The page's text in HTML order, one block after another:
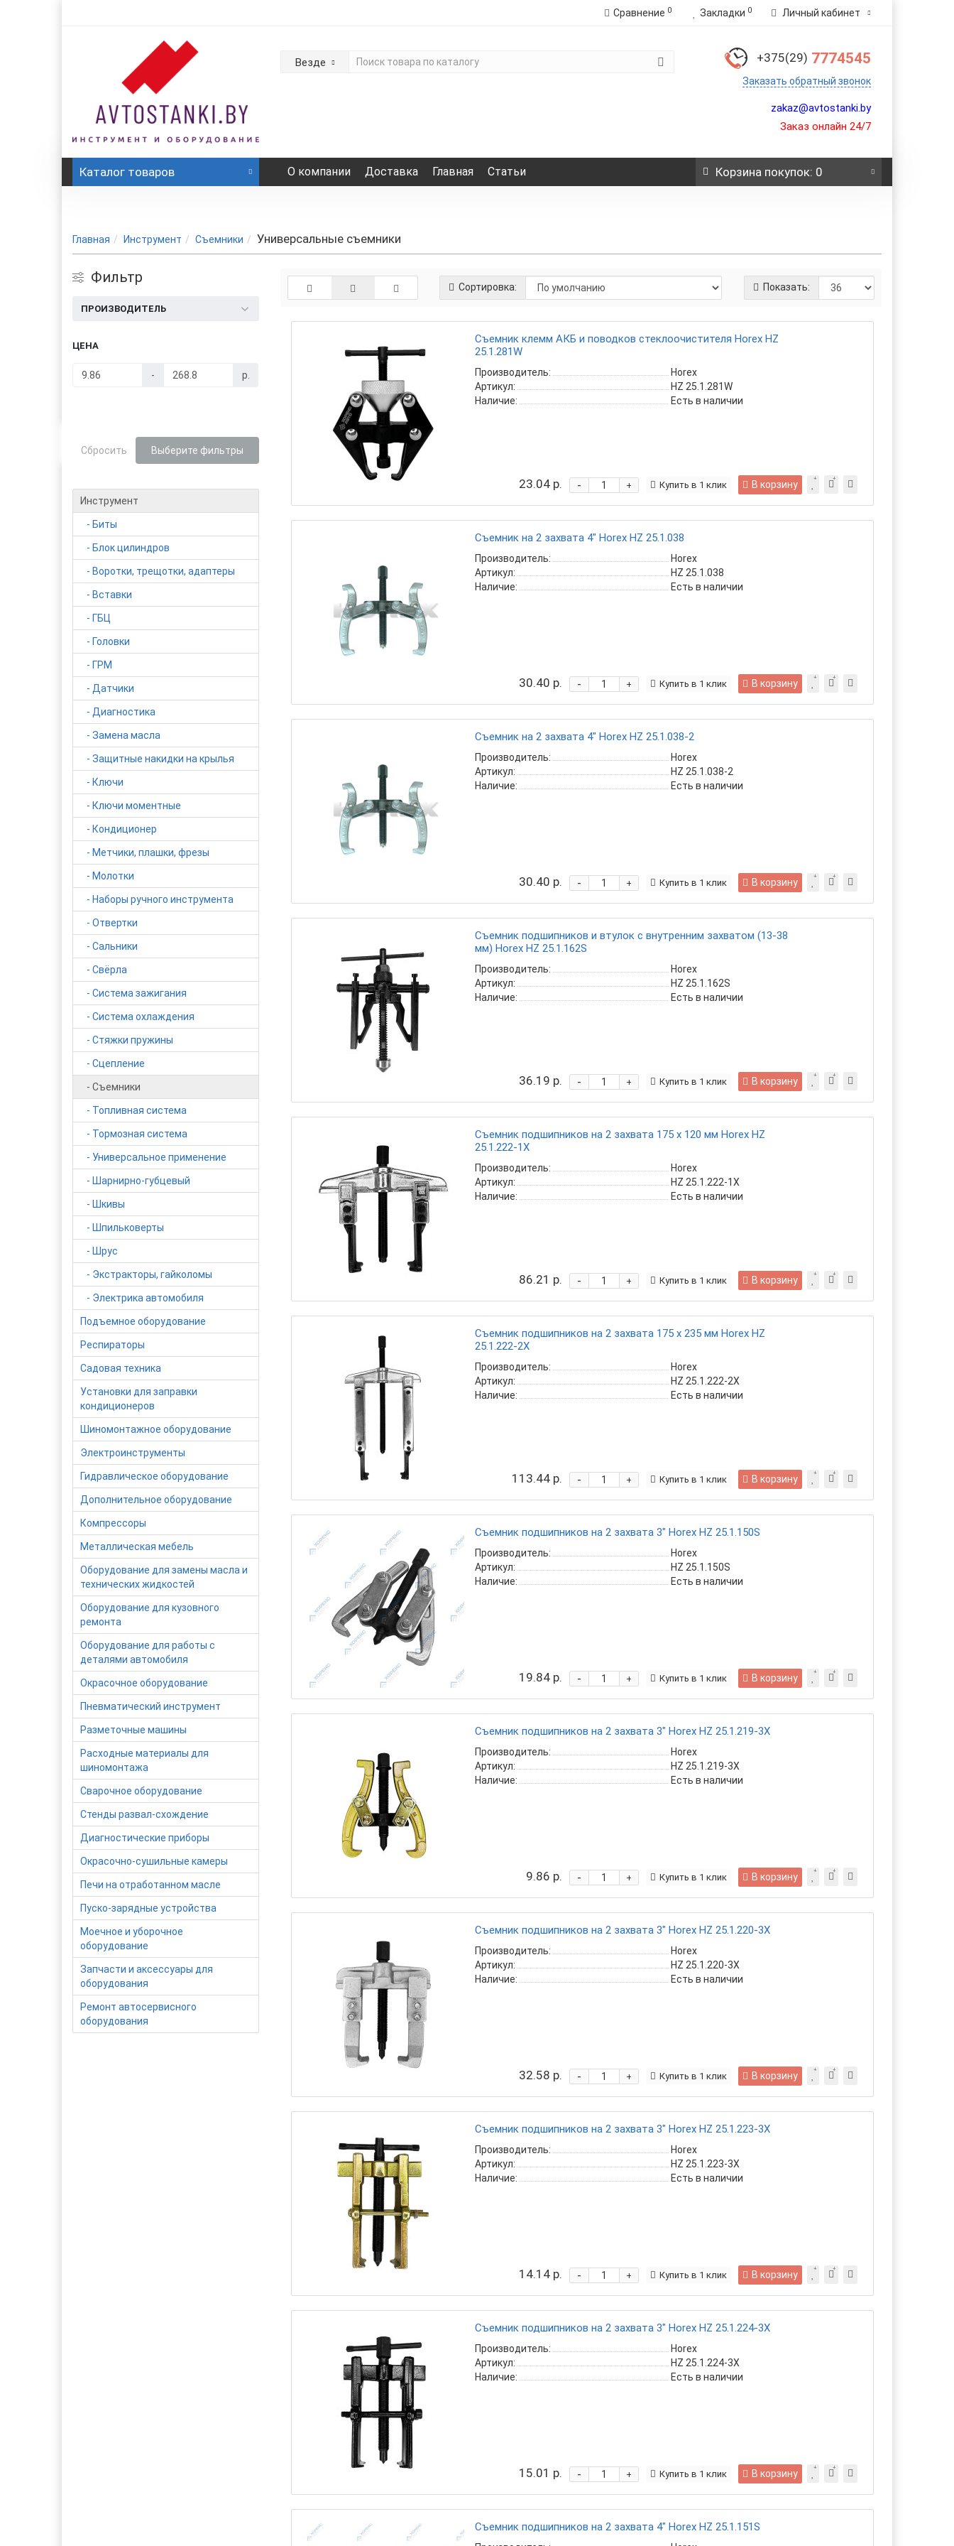
Сравнение 0 Закладки 0 Личный кабинет
Везде +375(29) 7774545
Заказать обратный звонок
zakaz@avtostanki.by
Заказ онлайн 24/7
Каталог товаров О компании Доставка Главная Статьи Корзинапокупок: 0
Главная Инструмент Съемники Универсальные съемники
Фильтр
ПРОИЗВОДИТЕЛЬ
ЦЕНА
- р.
Сбросить Выберите фильтры
Инструмент
- Биты
- Блок цилиндров
- Воротки, трещотки, адаптеры
- Вставки
- ГБЦ
- Головки
- ГРМ
- Датчики
- Диагностика
- Замена масла
- Защитные накидки на крылья
- Ключи
- Ключи моментные
- Кондиционер
- Метчики, плашки, фрезы
- Молотки
- Наборы ручного инструмента
- Отвертки
- Сальники
- Свёрла
- Система зажигания
- Система охлаждения
- Стяжки пружины
- Сцепление
- Съемники
- Топливная система
- Тормозная система
- Универсальное применение
- Шарнирно-губцевый
- Шкивы
- Шпильковерты
- Шрус
- Экстракторы, гайколомы
- Электрика автомобиля
Подъемное оборудование
Респираторы
Садовая техника
Установки для заправки
кондиционеров
Шиномонтажное оборудование
Электроинструменты
Гидравлическое оборудование
Дополнительное оборудование
Компрессоры
Металлическая мебель
Оборудование для замены масла и
технических жидкостей
Оборудование для кузовного
ремонта
Оборудование для работы с
деталями автомобиля
Окрасочное оборудование
Пневматический инструмент
Разметочные машины
Расходные материалы для
шиномонтажа
Сварочное оборудование
Стенды развал-схождение
Диагностические приборы
Окрасочно-сушильные камеры
Печи на отработанном масле
Пуско-зарядные устройства
Моечное и уборочное
оборудование
Запчасти и аксессуары для
оборудования
Ремонт автосервисного
оборудования
Сортировка: Показать:
Съемник клемм АКБ и поводков стеклоочистителя Horex HZ
25.1.281W
Производитель:
Horex
Артикул:
HZ 25.1.281W
Наличие:
Есть в наличии
23.04 р. +
- В корзину
Купить в 1 клик
Съемник на 2 захвата 4" Horex HZ 25.1.038
Производитель:
Horex
Артикул:
HZ 25.1.038
Наличие:
Есть в наличии
30.40 р. +
- В корзину
Купить в 1 клик
Съемник на 2 захвата 4" Horex HZ 25.1.038-2
Производитель:
Horex
Артикул:
HZ 25.1.038-2
Наличие:
Есть в наличии
30.40 р. +
- В корзину
Купить в 1 клик
Съемник подшипников и втулок с внутренним захватом (13-38
мм) Horex HZ 25.1.162S
Производитель:
Horex
Артикул:
HZ 25.1.162S
Наличие:
Есть в наличии
36.19 р. +
- В корзину
Купить в 1 клик
Съемник подшипников на 2 захвата 175 х 120 мм Horex HZ
25.1.222-1X
Производитель:
Horex
Артикул:
HZ 25.1.222-1X
Наличие:
Есть в наличии
86.21 р. +
- В корзину
Купить в 1 клик
Съемник подшипников на 2 захвата 175 х 235 мм Horex HZ
25.1.222-2X
Производитель:
Horex
Артикул:
HZ 25.1.222-2X
Наличие:
Есть в наличии
113.44 р. +
- В корзину
Купить в 1 клик
Съемник подшипников на 2 захвата 3" Horex HZ 25.1.150S
Производитель:
Horex
Артикул:
HZ 25.1.150S
Наличие:
Есть в наличии
19.84 р. +
- В корзину
Купить в 1 клик
Съемник подшипников на 2 захвата 3" Horex HZ 25.1.219-3X
Производитель:
Horex
Артикул:
HZ 25.1.219-3X
Наличие:
Есть в наличии
9.86 р. +
- В корзину
Купить в 1 клик
Съемник подшипников на 2 захвата 3" Horex HZ 25.1.220-3X
Производитель:
Horex
Артикул:
HZ 25.1.220-3X
Наличие:
Есть в наличии
32.58 р. +
- В корзину
Купить в 1 клик
Съемник подшипников на 2 захвата 3" Horex HZ 25.1.223-3X
Производитель:
Horex
Артикул:
HZ 25.1.223-3X
Наличие:
Есть в наличии
14.14 р. +
- В корзину
Купить в 1 клик
Съемник подшипников на 2 захвата 3" Horex HZ 25.1.224-3X
Производитель:
Horex
Артикул:
HZ 25.1.224-3X
Наличие:
Есть в наличии
15.01 р. +
- В корзину
Купить в 1 клик
Съемник подшипников на 2 захвата 4" Horex HZ 25.1.151S